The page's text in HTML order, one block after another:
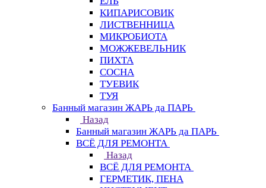
КИПАРИСОВИК
ЛИСТВЕННИЦА
МИКРОБИОТА
МОЖЖЕВЕЛЬНИК
ПИХТА
СОСНА
ТУЕВИК
ТУЯ
Банный магазин ЖАРЬ да ПАРЬ
Назад
Банный магазин ЖАРЬ да ПАРЬ
ВСЁ ДЛЯ РЕМОНТА
Назад
ВСЁ ДЛЯ РЕМОНТА
ГЕРМЕТИК, ПЕНА